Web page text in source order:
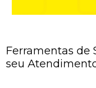
Ferramentas de
seu